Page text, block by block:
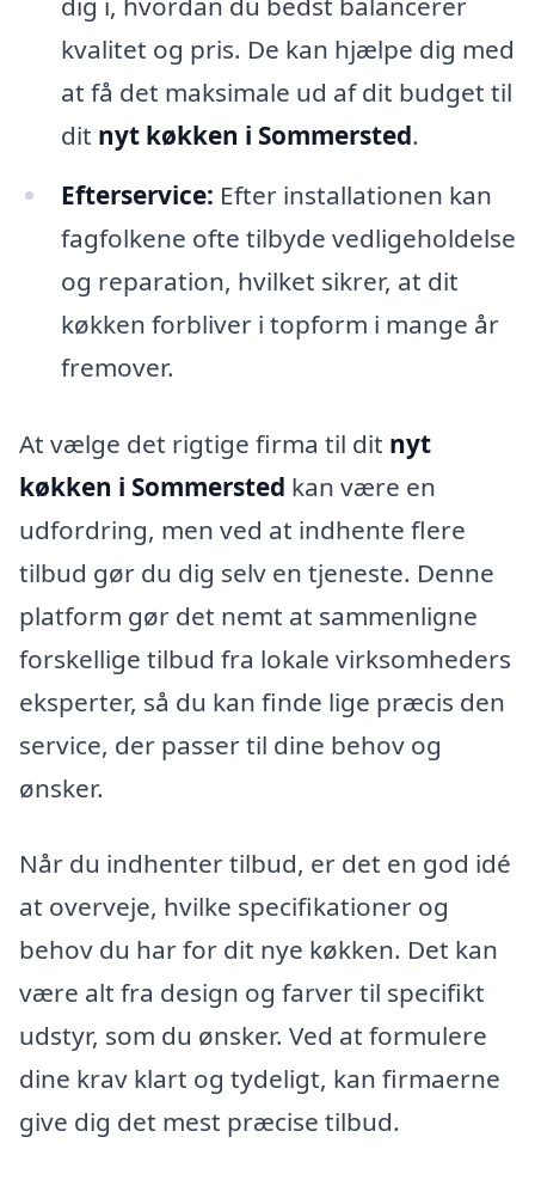
kvalitet og pris. De kan hjælpe dig med
at få det maksimale ud af dit budget til
dit nyt køkken i Sommersted.
Efterservice: Efter installationen kan
fagfolkene ofte tilbyde vedligeholdelse
og reparation, hvilket sikrer, at dit
køkken forbliver i topform i mange år
fremover.
At vælge det rigtige firma til dit nyt
køkken i Sommersted kan være en
udfordring, men ved at indhente flere
tilbud gør du dig selv en tjeneste. Denne
platform gør det nemt at sammenligne
forskellige tilbud fra lokale virksomheders
eksperter, så du kan finde lige præcis den
service, der passer til dine behov og
ønsker.
Når du indhenter tilbud, er det en god idé
at overveje, hvilke specifikationer og
behov du har for dit nye køkken. Det kan
være alt fra design og farver til specifikt
udstyr, som du ønsker. Ved at formulere
dine krav klart og tydeligt, kan firmaerne
give dig det mest præcise tilbud.